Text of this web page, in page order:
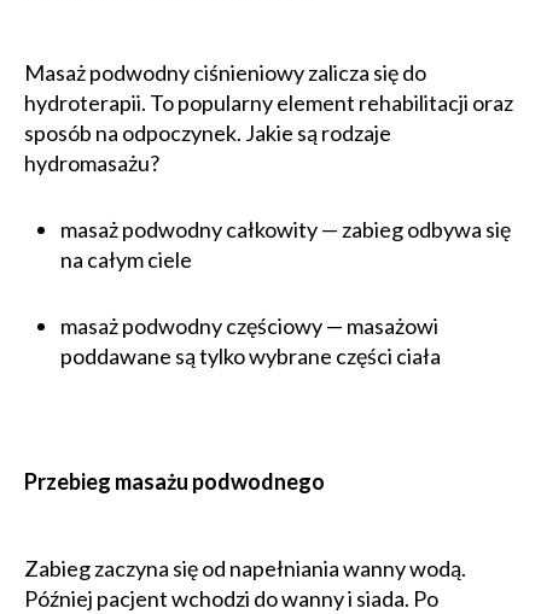
Masaż podwodny ciśnieniowy zalicza się do
hydroterapii. To popularny element rehabilitacji oraz
sposób na odpoczynek. Jakie są rodzaje
hydromasażu?
masaż podwodny całkowity — zabieg odbywa się
na całym ciele
masaż podwodny częściowy — masażowi
poddawane są tylko wybrane części ciała
Przebieg masażu podwodnego
Zabieg zaczyna się od napełniania wanny wodą.
Później pacjent wchodzi do wanny i siada. Po